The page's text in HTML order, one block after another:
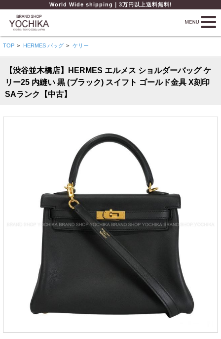
World Wide shipping｜3万円以上送料無料!
TOP > HERMES バッグ > ケリー
【渋谷並木橋店】HERMES エルメス ショルダーバッグ ケ
リー25 内縫い 黒 (ブラック) スイフト ゴールド金具 X刻印
SAランク【中古】